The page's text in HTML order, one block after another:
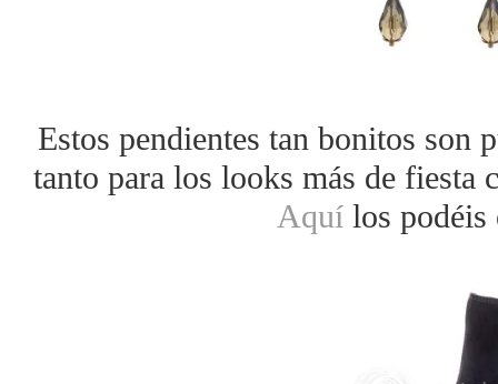
Estos pendientes tan bonitos son
tanto para los looks más de fiesta
Aquílos podéis